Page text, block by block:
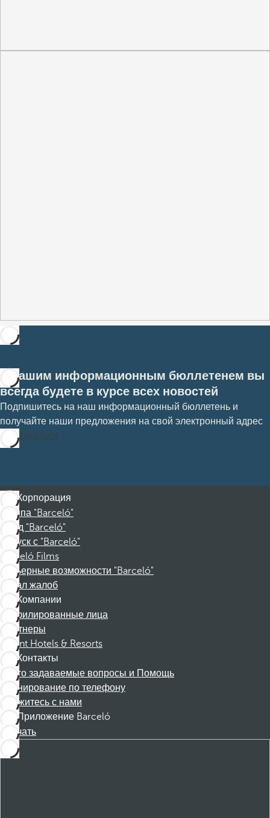
С нашим информационным бюллетенем вы
всегда будете в курсе всех новостей
Подпишитесь на наш информационный бюллетень и
получайте наши предложения на свой электронный адрес
Подписаться
Корпорация
Группа "Barceló"
Фонд "Barceló"
Отпуск с "Barceló"
Barceló Films
Карьерные возможности "Barceló"
Канал жалоб
Компании
Аффилированные лица
Партнеры
Dorint Hotels & Resorts
Контакты
Часто задаваемые вопросы и Помощь
Бронирование по телефону
Свяжитесь с нами
Приложение Barceló
Скачать